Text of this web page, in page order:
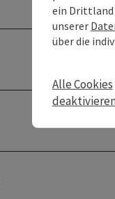
ein Drittland
unserer
über die
Alle Cookies